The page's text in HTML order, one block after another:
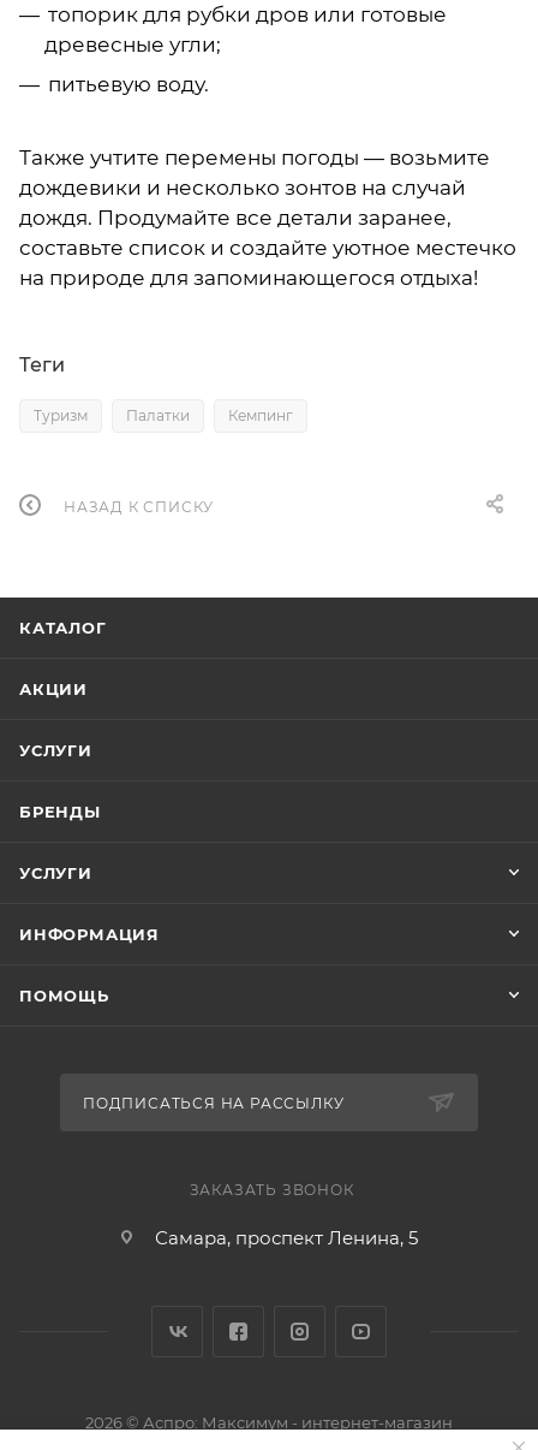
топорик для рубки дров или готовые
древесные угли;
питьевую воду.
Также учтите перемены погоды — возьмите
дождевики и несколько зонтов на случай
дождя. Продумайте все детали заранее,
составьте список и создайте уютное местечко
на природе для запоминающегося отдыха!
Теги
Туризм Палатки Кемпинг
НАЗАД К СПИСКУ
КАТАЛОГ
АКЦИИ
УСЛУГИ
БРЕНДЫ
УСЛУГИ
ИНФОРМАЦИЯ
ПОМОЩЬ
ПОДПИСАТЬСЯ НА РАССЫЛКУ
ЗАКАЗАТЬ ЗВОНОК
Самара, проспект Ленина, 5
2026 © Аспро: Максимум - интернет-магазин